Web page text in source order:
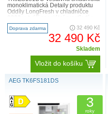
monoklimatická Detaily produktu
Oddíly LongFresh v chladničce
teplotou 0 °C vho..
Doprava zdarma 32 490 Kč
32 490 Kč
Skladem
Vložit do košíku
AEG TK6FS181DS
3
roky